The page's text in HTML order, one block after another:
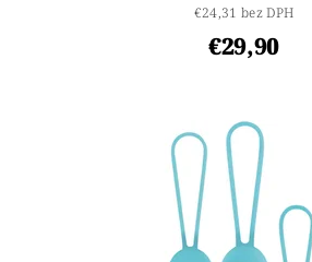
€24,31 bez DPH
€29,90